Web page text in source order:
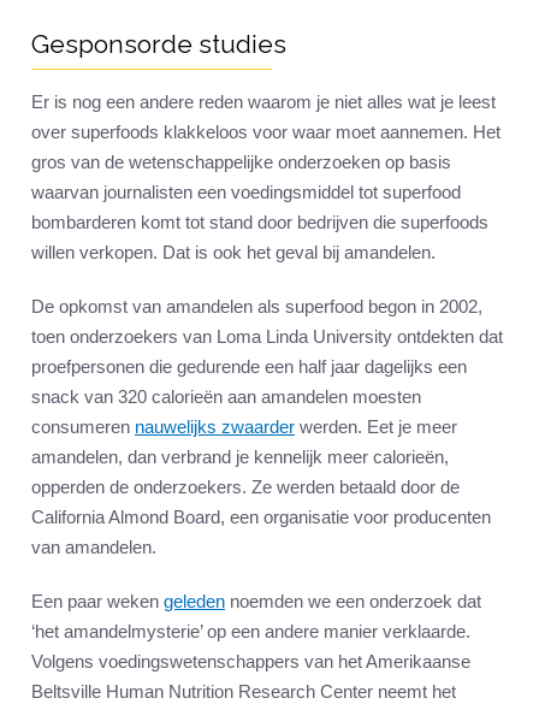
Gesponsorde studies
Er is nog een andere reden waarom je niet alles wat je leest
over superfoods klakkeloos voor waar moet aannemen. Het
gros van de wetenschappelijke onderzoeken op basis
waarvan journalisten een voedingsmiddel tot superfood
bombarderen komt tot stand door bedrijven die superfoods
willen verkopen. Dat is ook het geval bij amandelen.
De opkomst van amandelen als superfood begon in 2002,
toen onderzoekers van Loma Linda University ontdekten dat
proefpersonen die gedurende een half jaar dagelijks een
snack van 320 calorieën aan amandelen moesten
consumeren nauwelijks zwaarder werden. Eet je meer
amandelen, dan verbrand je kennelijk meer calorieën,
opperden de onderzoekers. Ze werden betaald door de
California Almond Board, een organisatie voor producenten
van amandelen.
Een paar weken geleden noemden we een onderzoek dat
‘het amandelmysterie’ op een andere manier verklaarde.
Volgens voedingswetenschappers van het Amerikaanse
Beltsville Human Nutrition Research Center neemt het